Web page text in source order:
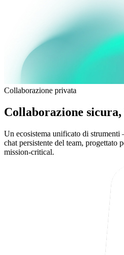
Collaborazione privata
Collaborazione sicura
Un ecosistema unificato di
chat persistente del team, progettato
mission-critical.